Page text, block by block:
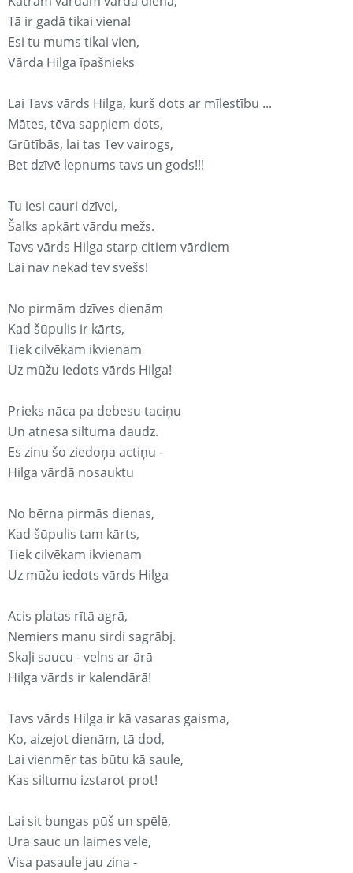
Tā ir gadā tikai viena!
Esi tu mums tikai vien,
Vārda Hilga īpašnieks
Lai Tavs vārds Hilga, kurš dots ar mīlestību ...
Mātes, tēva sapņiem dots,
Grūtībās, lai tas Tev vairogs,
Bet dzīvē lepnums tavs un gods!!!
Tu iesi cauri dzīvei,
Šalks apkārt vārdu mežs.
Tavs vārds Hilga starp citiem vārdiem
Lai nav nekad tev svešs!
No pirmām dzīves dienām
Kad šūpulis ir kārts,
Tiek cilvēkam ikvienam
Uz mūžu iedots vārds Hilga!
Prieks nāca pa debesu taciņu
Un atnesa siltuma daudz.
Es zinu šo ziedoņa actiņu -
Hilga vārdā nosauktu
No bērna pirmās dienas,
Kad šūpulis tam kārts,
Tiek cilvēkam ikvienam
Uz mūžu iedots vārds Hilga
Acis platas rītā agrā,
Nemiers manu sirdi sagrābj.
Skaļi saucu - velns ar ārā
Hilga vārds ir kalendārā!
Tavs vārds Hilga ir kā vasaras gaisma,
Ko, aizejot dienām, tā dod,
Lai vienmēr tas būtu kā saule,
Kas siltumu izstarot prot!
Lai sit bungas pūš un spēlē,
Urā sauc un laimes vēlē,
Visa pasaule jau zina -